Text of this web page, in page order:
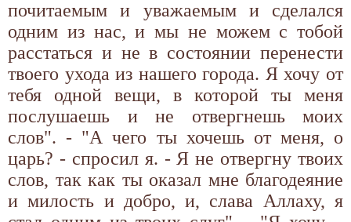
почитаемым и уважаемым и сделался
одним из нас, и мы не можем с тобой
расстаться и не в состоянии перенести
твоего ухода из нашего города. Я хочу от
тебя одной вещи, в которой ты меня
послушаешь и не отвергнешь моих
слов". - "А чего ты хочешь от меня, о
царь? - спросил я. - Я не отвергну твоих
слов, так как ты оказал мне благодеяние
и милость и добро, и, слава Аллаху, я